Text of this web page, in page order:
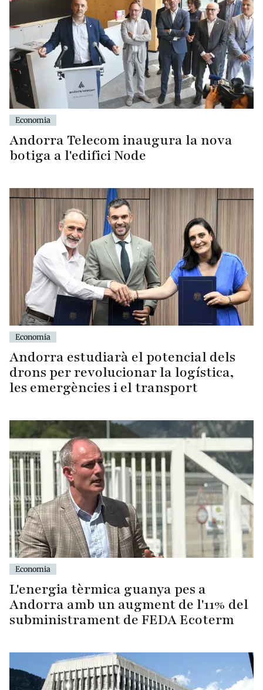
Economia
Andorra Telecom inaugura la nova
botiga a l'edifici Node
Economia
Andorra estudiarà el potencial dels
drons per revolucionar la logística,
les emergències i el transport
Economia
L'energia tèrmica guanya pes a
Andorra amb un augment de l'11% del
subministrament de FEDA Ecoterm